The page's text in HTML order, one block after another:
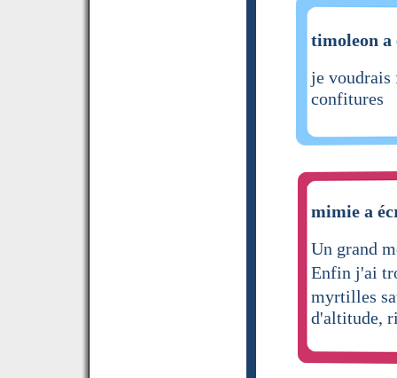
timoleon
je voudrais
confitures
mimie a
Un grand
Enfin j'ai
myrtilles
d'altitude,